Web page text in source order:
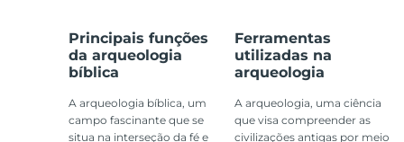
Principais funções
da arqueologia
bíblica
A arqueologia bíblica, um
campo fascinante que se
situa na interseção da fé e
Ferramentas
utilizadas na
arqueologia
A arqueologia, uma ciência
que visa compreender as
civilizações antigas por meio